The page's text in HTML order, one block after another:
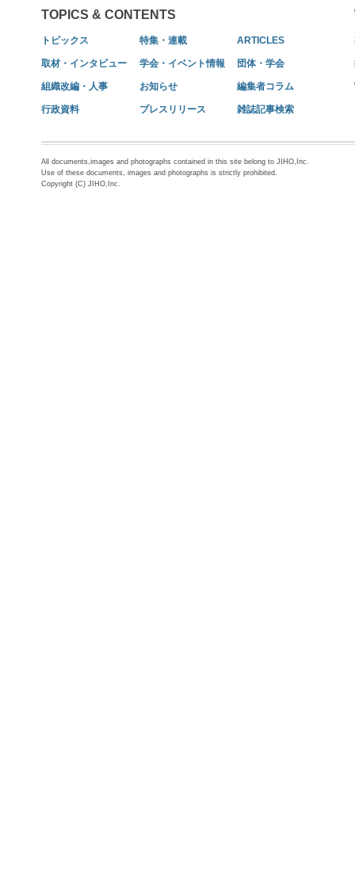
TOPICS & CONTENTS
トピックス 特集・連載 ARTICLES
取材・インタビュー 学会・イベント情報 団体・学会
組織改編・人事 お知らせ 編集者コラム
行政資料 プレスリリース 雑誌記事検索
All documents,images and photographs contained in this site belong to JIHO,Inc.
Use of these documents, images and photographs is strictly prohibited.
Copyright (C) JIHO,Inc.